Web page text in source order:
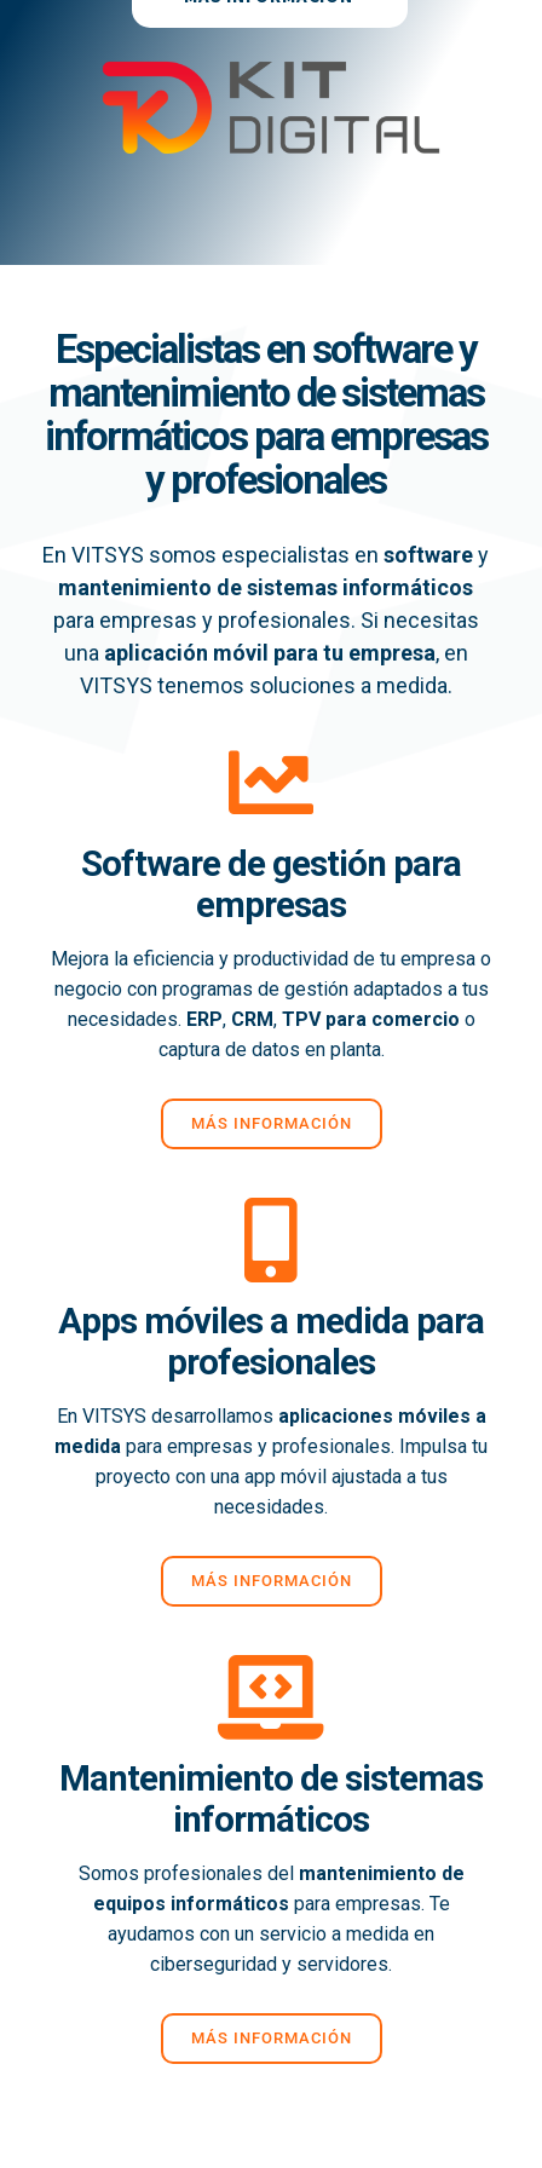
Especialistas en software y
mantenimiento de sistemas
informáticos para empresas
y profesionales
En VITSYS somos especialistas en softwarey
mantenimiento de sistemas informáticos
para empresas y profesionales. Si necesitas
una aplicación móvil para tu empresa, en
VITSYS tenemos soluciones a medida.
Software de gestión para
empresas
Mejora la eficiencia y productividad de tu empresa o
negocio con programas de gestión adaptados a tus
necesidades. ERP, CRM, TPV para comercio o
captura de datos en planta.
MÁS INFORMACIÓN
Apps móviles a medida para
profesionales
En VITSYS desarrollamos aplicaciones móviles a
medida para empresas y profesionales. Impulsa tu
proyecto con una app móvil ajustada a tus
necesidades.
MÁS INFORMACIÓN
Mantenimiento de sistemas
informáticos
Somos profesionales del mantenimiento de
equipos informáticos para empresas. Te
ayudamos con un servicio a medida en
ciberseguridad y servidores.
MÁS INFORMACIÓN